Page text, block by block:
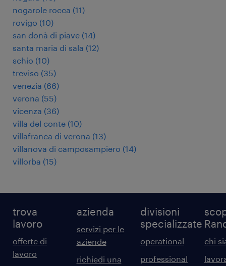
nogarole rocca (11)
rovigo (10)
san donà di piave (14)
santa maria di sala (12)
schio (10)
treviso (35)
venezia (66)
verona (55)
vicenza (36)
villa del conte (10)
villafranca di verona (13)
villanova di camposampiero (14)
villorba (15)
trova
lavoro
offerte di
lavoro
azienda
servizi per le
aziende
richiedi una
divisioni
specializzate
operational
professional
chi